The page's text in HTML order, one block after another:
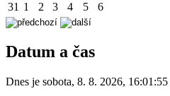
31 1 2 3 4 5 6
Datum a čas
Dnes je sobota, 8. 8. 2026, 16:01:55